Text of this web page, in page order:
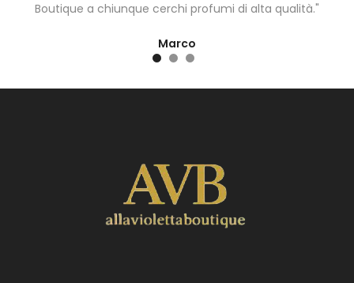
Boutique a chiunque cerchi profumi di alta qualità."
Marco